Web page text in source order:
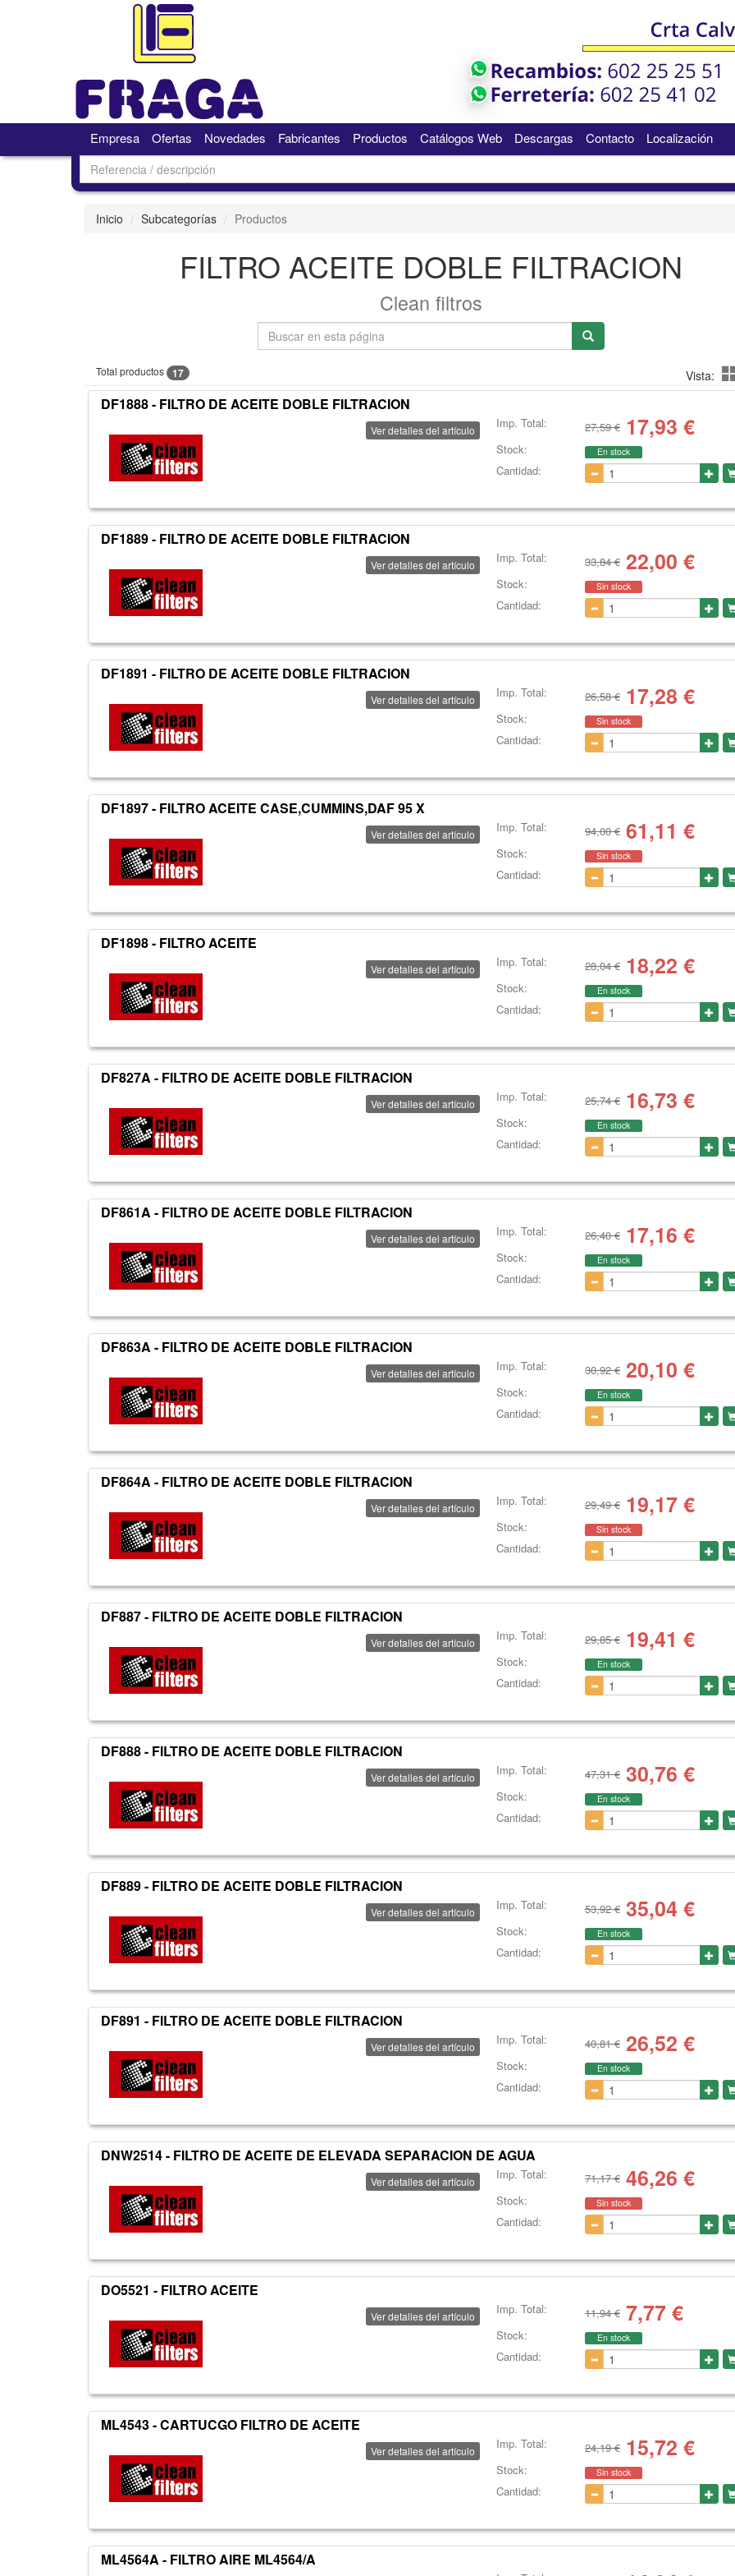
Empresa Ofertas Novedades Fabricantes Productos Catálogos Web Descargas Contacto Localización
Inicio Subcategorías Productos
FILTRO ACEITE DOBLE FILTRACION
Clean filtros
Total productos 17 Vista:
DF1888 - FILTRO DE ACEITE DOBLE FILTRACION
Ver detalles del artículo Imp. Total: 27,59 € 17,93 €
Stock: En stock
Cantidad:
DF1889 - FILTRO DE ACEITE DOBLE FILTRACION
Ver detalles del artículo Imp. Total: 33,84 € 22,00 €
Stock: Sin stock
Cantidad:
DF1891 - FILTRO DE ACEITE DOBLE FILTRACION
Ver detalles del artículo Imp. Total: 26,58 € 17,28 €
Stock: Sin stock
Cantidad:
DF1897 - FILTRO ACEITE CASE,CUMMINS,DAF 95 X
Ver detalles del artículo Imp. Total: 94,00 € 61,11 €
Stock: Sin stock
Cantidad:
DF1898 - FILTRO ACEITE
Ver detalles del artículo Imp. Total: 28,04 € 18,22 €
Stock: En stock
Cantidad:
DF827A - FILTRO DE ACEITE DOBLE FILTRACION
Ver detalles del artículo Imp. Total: 25,74 € 16,73 €
Stock: En stock
Cantidad:
DF861A - FILTRO DE ACEITE DOBLE FILTRACION
Ver detalles del artículo Imp. Total: 26,40 € 17,16 €
Stock: En stock
Cantidad:
DF863A - FILTRO DE ACEITE DOBLE FILTRACION
Ver detalles del artículo Imp. Total: 30,92 € 20,10 €
Stock: En stock
Cantidad:
DF864A - FILTRO DE ACEITE DOBLE FILTRACION
Ver detalles del artículo Imp. Total: 29,49 € 19,17€
Stock: Sin stock
Cantidad:
DF887 - FILTRO DE ACEITE DOBLE FILTRACION
Ver detalles del artículo Imp. Total: 29,85 € 19,41 €
Stock: En stock
Cantidad:
DF888 - FILTRO DE ACEITE DOBLE FILTRACION
Ver detalles del artículo Imp. Total: 47,31 € 30,76 €
Stock: En stock
Cantidad:
DF889 - FILTRO DE ACEITE DOBLE FILTRACION
Ver detalles del artículo Imp. Total: 53,92 € 35,04 €
Stock: En stock
Cantidad:
DF891 - FILTRO DE ACEITE DOBLE FILTRACION
Ver detalles del artículo Imp. Total: 40,81 € 26,52 €
Stock: En stock
Cantidad:
DNW2514 - FILTRO DE ACEITE DE ELEVADA SEPARACION DE AGUA
Ver detalles del artículo Imp. Total: 71,17 € 46,26 €
Stock: Sin stock
Cantidad:
DO5521 - FILTRO ACEITE
Ver detalles del artículo Imp. Total: 11,94 € 7,77€
Stock: En stock
Cantidad:
ML4543 - CARTUCGO FILTRO DE ACEITE
Ver detalles del artículo Imp. Total: 24,19 € 15,72 €
Stock: Sin stock
Cantidad:
ML4564A - FILTRO AIRE ML4564/A